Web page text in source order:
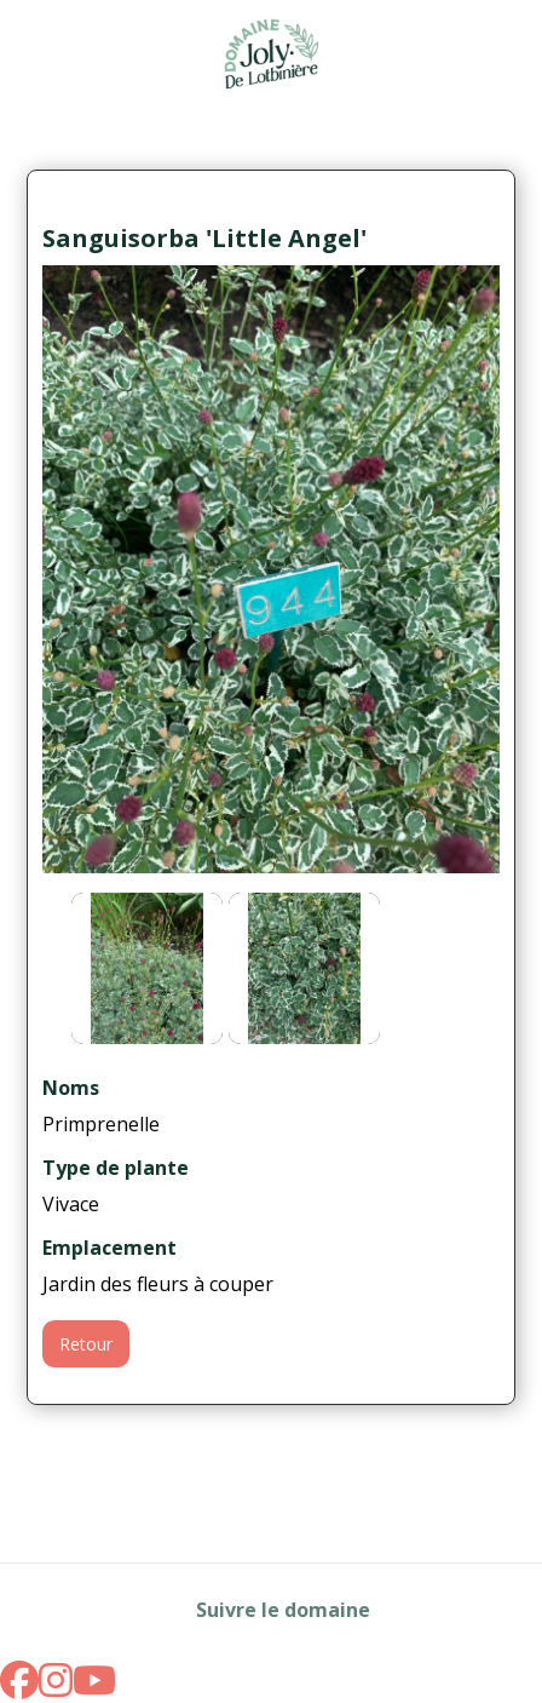
Sanguisorba 'Little Angel'
Noms
Primprenelle
Type de plante
Vivace
Emplacement
Jardin des fleurs à couper
Retour
Suivre le domaine